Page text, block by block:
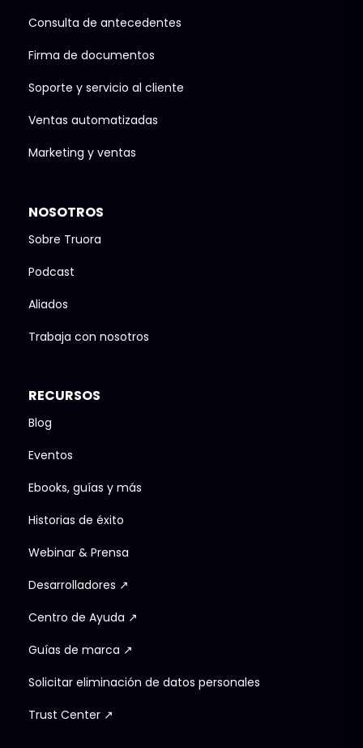
Consulta de antecedentes
Firma de documentos
Soporte y servicio al cliente
Ventas automatizadas
Marketing y ventas
NOSOTROS
Sobre Truora
Podcast
Aliados
Trabaja con nosotros
RECURSOS
Blog
Eventos
Ebooks, guías y más
Historias de éxito
Webinar & Prensa
Desarrolladores ↗
Centro de Ayuda ↗
Guías de marca ↗
Solicitar eliminación de datos personales
Trust Center ↗